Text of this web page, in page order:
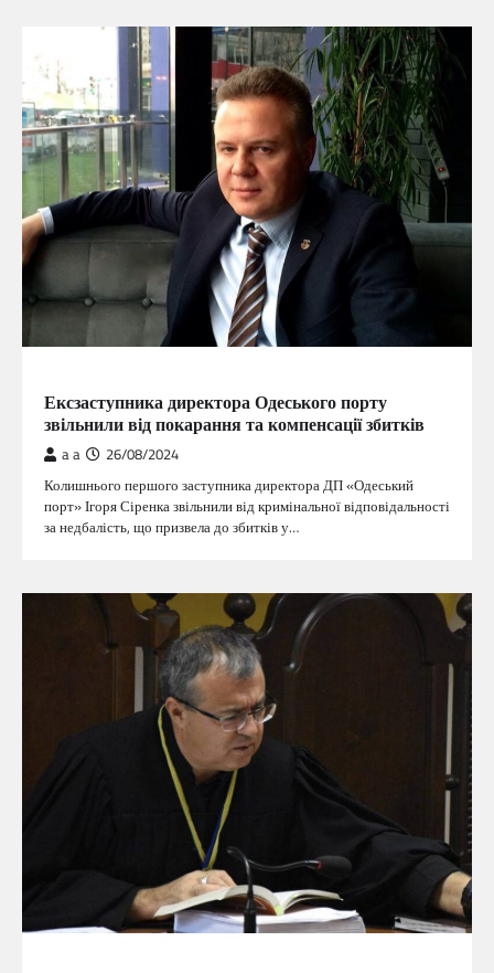
Ексзаступника директора Одеського порту
звільнили від покарання та компенсації збитків
a a 26/08/2024
Колишнього першого заступника директора ДП «Одеський
порт» Ігоря Сіренка звільнили від кримінальної відповідальності
за недбалість, що призвела до збитків у…